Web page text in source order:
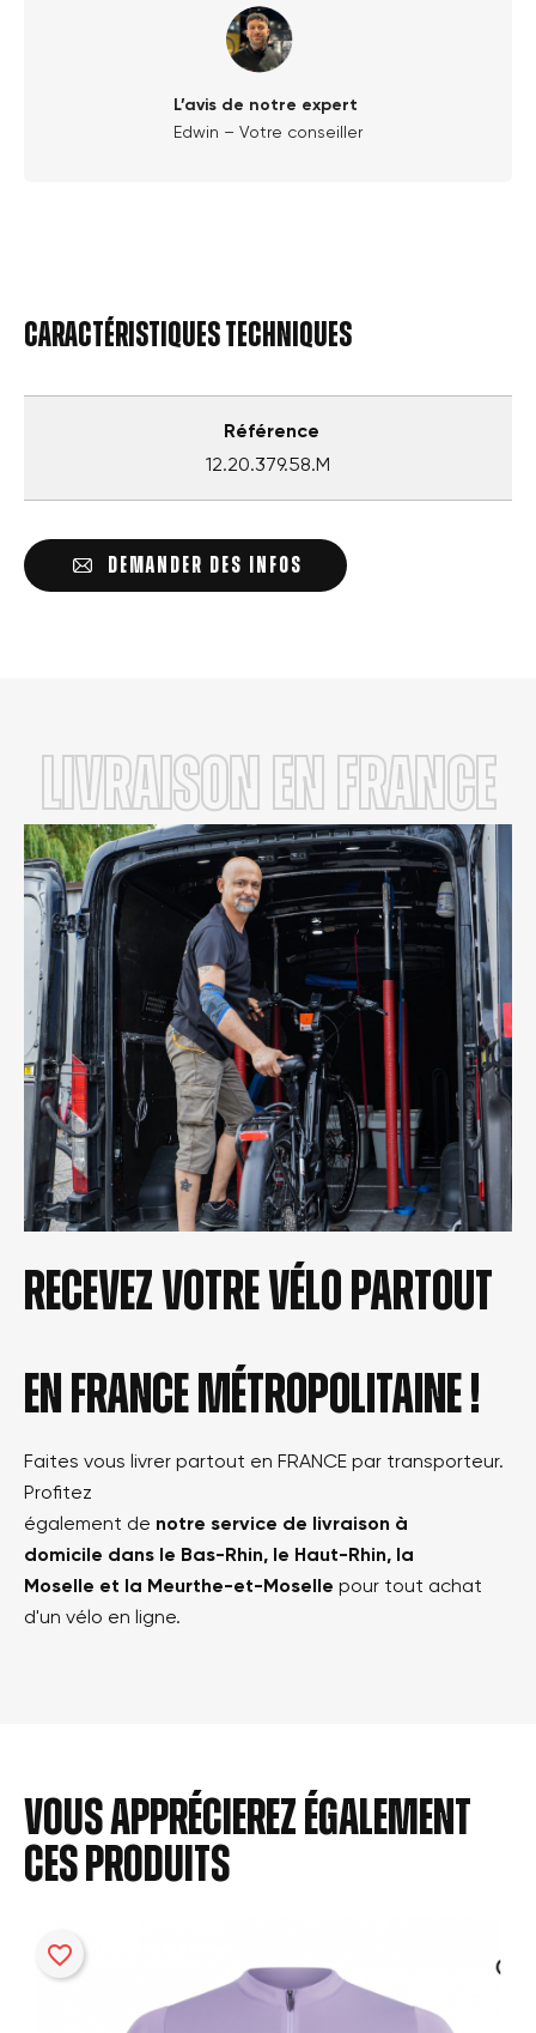
L’avis de notre expert
Edwin – Votre conseiller
Caractéristiques techniques
Référence
12.20.379.58.M
DEMANDER DES INFOS
LIVRAISON en FRANCE
Recevez votre vélo partout
en france métropolitaine !
Faites vous livrer partout en FRANCE par transporteur.
Profitez
également de notre service de livraison à
domicile dans le Bas-Rhin, le Haut-Rhin, la
Moselle et la Meurthe-et-Moselle pour tout achat
d'un vélo en ligne.
Vous apprécierez également
ces produits
favorite_border